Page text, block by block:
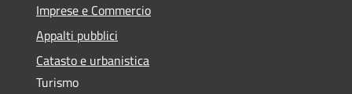
Imprese e Commercio
Appalti pubblici
Catasto e urbanistica
Turismo